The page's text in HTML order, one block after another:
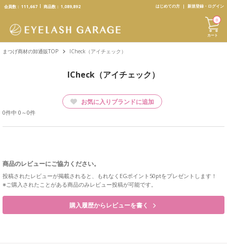
text.skipToContent
text.skipToNavigation
会員数： 111,667 商品数： 1,089,892 はじめての方 新規登録・ログイン
カート
0
まつげ商材の卸通販TOP ICheck（アイチェック）
ICheck（アイチェック）
お気に入りブランドに追加
0件中 0～0件
商品のレビューにご協力ください。
投稿されたレビューが掲載されると、もれなくEGポイント50ptをプレゼントします！
※ご購入されたことがある商品のみレビュー投稿が可能です。
購入履歴からレビューを書く